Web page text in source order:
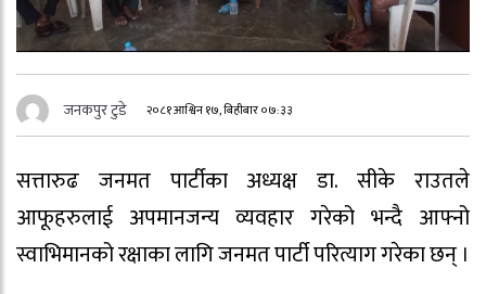
जनकपुर टुडे २०८१ आश्विन १७, बिहीबार ०७:३३
सत्तारुढ जनमत पार्टीका अध्यक्ष डा. सीके राउतले
आफूहरुलाई अपमानजन्य व्यवहार गरेको भन्दै आफ्नो
स्वाभिमानको रक्षाका लागि जनमत पार्टी परित्याग गरेका छन् ।